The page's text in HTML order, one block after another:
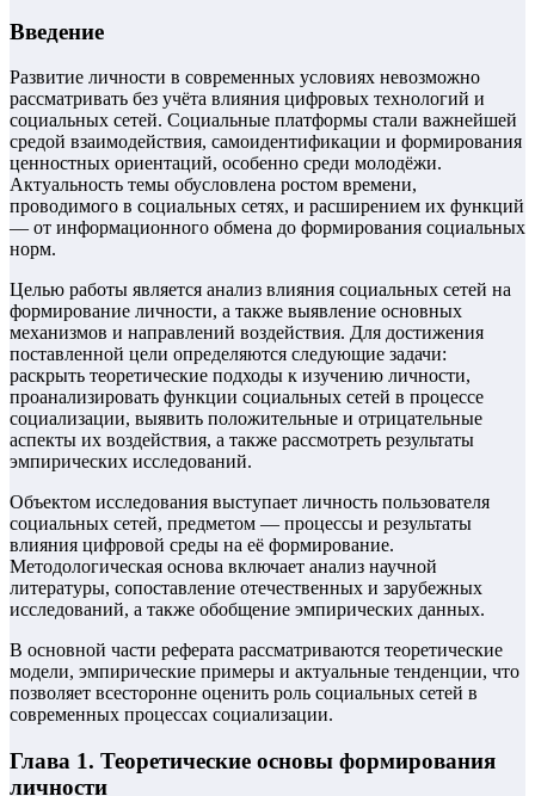
Введение
Развитие личности в современных условиях невозможно
рассматривать без учёта влияния цифровых технологий и
социальных сетей. Социальные платформы стали важнейшей
средой взаимодействия, самоидентификации и формирования
ценностных ориентаций, особенно среди молодёжи.
Актуальность темы обусловлена ростом времени,
проводимого в социальных сетях, и расширением их функций
— от информационного обмена до формирования социальных
норм.
Целью работы является анализ влияния социальных сетей на
формирование личности, а также выявление основных
механизмов и направлений воздействия. Для достижения
поставленной цели определяются следующие задачи:
раскрыть теоретические подходы к изучению личности,
проанализировать функции социальных сетей в процессе
социализации, выявить положительные и отрицательные
аспекты их воздействия, а также рассмотреть результаты
эмпирических исследований.
Объектом исследования выступает личность пользователя
социальных сетей, предметом — процессы и результаты
влияния цифровой среды на её формирование.
Методологическая основа включает анализ научной
литературы, сопоставление отечественных и зарубежных
исследований, а также обобщение эмпирических данных.
В основной части реферата рассматриваются теоретические
модели, эмпирические примеры и актуальные тенденции, что
позволяет всесторонне оценить роль социальных сетей в
современных процессах социализации.
Глава 1. Теоретические основы формирования
личности